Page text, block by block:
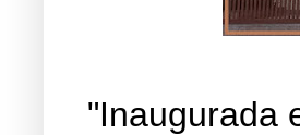
"Inaugurada